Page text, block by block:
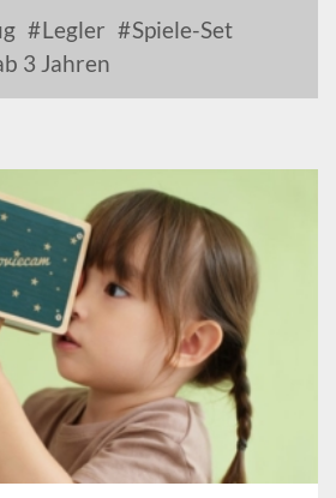
Legler
Spiele-Set
3 Jahren